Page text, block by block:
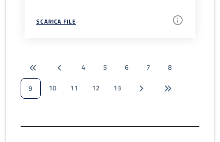
SCARICA FILE
4 5 6 7
8
9
10 11 12 13